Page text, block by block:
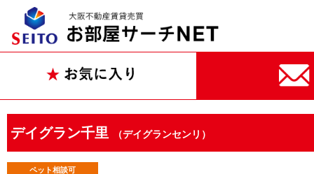
デイグラン千里 （デイグランセンリ）
ペット相談可